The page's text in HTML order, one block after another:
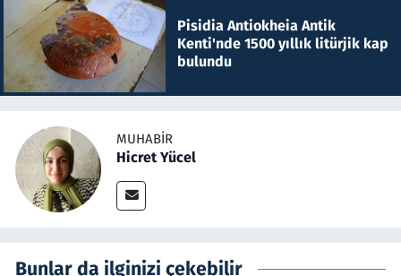
Pisidia Antiokheia Antik
Kenti'nde 1500 yıllık litürjik kap
bulundu
MUHABIR
Hicret Yücel
Bunlar da ilginizi çekebilir